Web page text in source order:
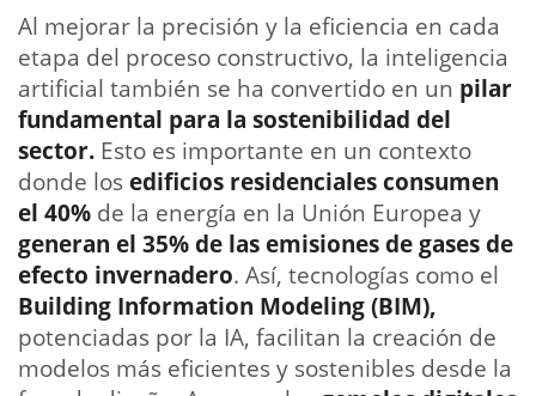
Al mejorar la precisión y la eficiencia en cada
etapa del proceso constructivo, la inteligencia
artificial también se ha convertido en un pilar
fundamental para la sostenibilidad del
sector. Esto es importante en un contexto
donde losedificios residenciales consumen
el 40% de la energía en la Unión Europea y
generan el 35% de las emisiones de gases de
efecto invernadero. Así, tecnologías como el
Building Information Modeling (BIM),
potenciadas por la IA, facilitan la creación de
modelos más eficientes y sostenibles desde la